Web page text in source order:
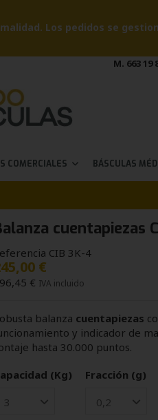
Los pedidos se
M. 663 19
COMERCIALES BÁSCULAS
cuentapiezas
CIB 3K-4
€
€ IVA incluido
balanza cuentapiezas
y indicador de
hasta 30.000 puntos.
(Kg) Fracción (g)